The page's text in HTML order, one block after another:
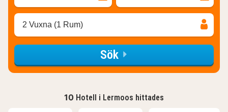
2 Vuxna (1 Rum)
Sök
10 Hotell i Lermoos hittades